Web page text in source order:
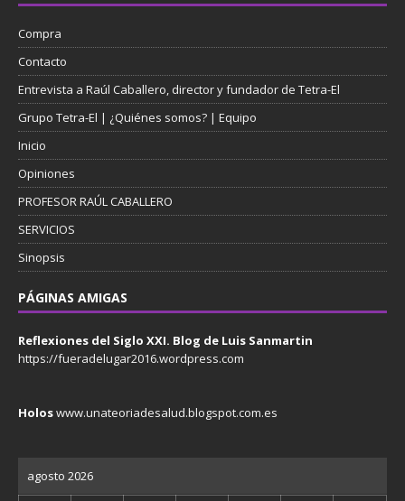
Compra
Contacto
Entrevista a Raúl Caballero, director y fundador de Tetra-El
Grupo Tetra-El | ¿Quiénes somos? | Equipo
Inicio
Opiniones
PROFESOR RAÚL CABALLERO
SERVICIOS
Sinopsis
PÁGINAS AMIGAS
Reflexiones del Siglo XXI. Blog de Luis Sanmartin
https://fueradelugar2016.wordpress.com
Holoswww.unateoriadesalud.blogspot.com.es
agosto 2026